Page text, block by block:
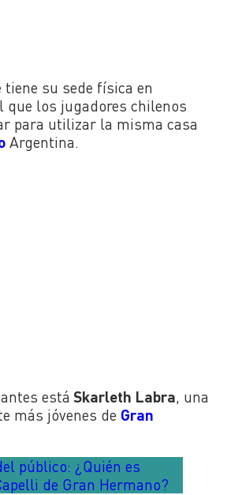
su sede física en
que los jugadores chilenos
para utilizar la misma casa
Argentina.
está Skarleth Labra, una
más jóvenes de Gran
público: ¿Quién es
de Gran Hermano?